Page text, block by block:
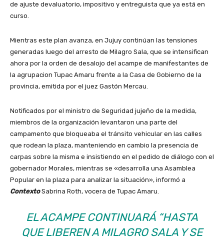
de ajuste devaluatorio, impositivo y entreguista que ya está en
curso.
Mientras este plan avanza, en Jujuy continúan las tensiones
generadas luego del arresto de Milagro Sala, que se intensifican
ahora por la orden de desalojo del acampe de manifestantes de
la agrupacion Tupac Amaru frente a la Casa de Gobierno de la
provincia, emitida por el juez Gastón Mercau.
Notificados por el ministro de Seguridad jujeño de la medida,
miembros de la organización levantaron una parte del
campamento que bloqueaba el tránsito vehicular en las calles
que rodean la plaza, manteniendo en cambio la presencia de
carpas sobre la misma e insistiendo en el pedido de diálogo con el
gobernador Morales, mientras se «desarrolla una Asamblea
Popular en la plaza para analizar la situación», informó a
ContextoSabrina Roth, vocera de Tupac Amaru.
EL ACAMPE CONTINUARÁ “HASTA
QUE LIBEREN A MILAGRO SALA Y SE